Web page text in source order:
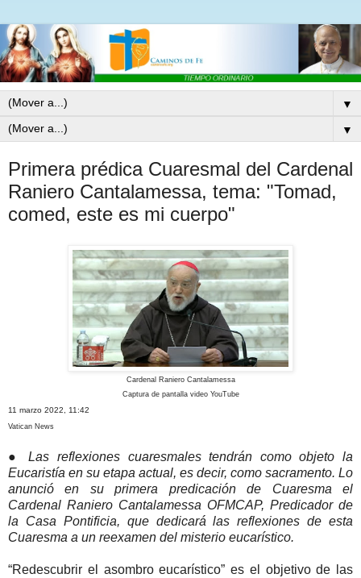
▼
▼
Primera prédica Cuaresmal del Cardenal
Raniero Cantalamessa, tema: "Tomad,
comed, este es mi cuerpo"
Cardenal Raniero Cantalamessa
Captura de pantalla video YouTube
11 marzo 2022, 11:42
Vatican News
●Las reflexiones cuaresmales tendrán como objeto la
Eucaristía en su etapa actual, es decir, como sacramento. Lo
anunció en su primera predicación de Cuaresma el
Cardenal Raniero Cantalamessa OFMCAP, Predicador de
la Casa Pontificia, que dedicará las reflexiones de esta
Cuaresma a un reexamen del misterio eucarístico.
“Redescubrir el asombro eucarístico” es el objetivo de las